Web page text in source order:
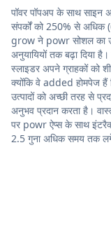
पॉवर पॉपअप के साथ
संपर्कों को 250% से अधिक
grow ने powr सोशल का
अनुयायियों तक बढ़ा दिया
स्लाइडर अपने ग्राहकों को
क्योंकि वे added होमपेज
उत्पादों को अच्छी तरह से
अनुभव प्रदान करता है।
पर powr ऐप्स के साथ
2.5 गुना अधिक समय तक